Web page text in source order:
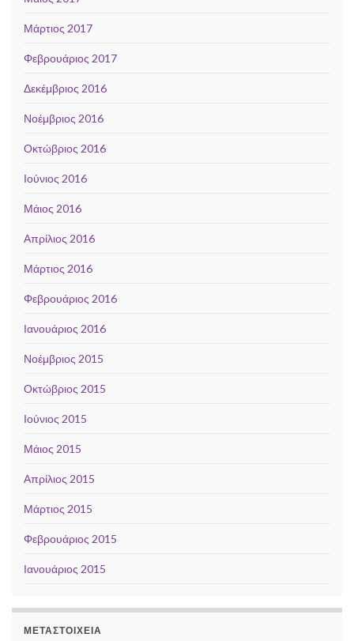
Μάρτιος 2017
Φεβρουάριος 2017
Δεκέμβριος 2016
Νοέμβριος 2016
Οκτώβριος 2016
Ιούνιος 2016
Μάιος 2016
Απρίλιος 2016
Μάρτιος 2016
Φεβρουάριος 2016
Ιανουάριος 2016
Νοέμβριος 2015
Οκτώβριος 2015
Ιούνιος 2015
Μάιος 2015
Απρίλιος 2015
Μάρτιος 2015
Φεβρουάριος 2015
Ιανουάριος 2015
ΜΕΤΑΣΤΟΙΧΕΊΑ